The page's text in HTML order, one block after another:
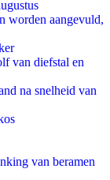
worden aangevuld,
van diefstal en
na snelheid van
van beramen